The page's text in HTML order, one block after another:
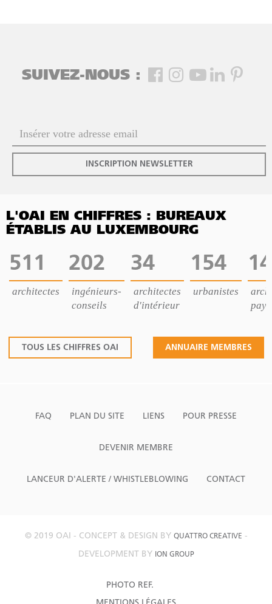
SUIVEZ-NOUS :
INSCRIPTION NEWSLETTER
L'OAI EN CHIFFRES : BUREAUX
ÉTABLIS AU LUXEMBOURG
511
architectes
202
ingénieurs-
conseils
34
architectes
d'intérieur
154
urbanistes
14
TOUS LES CHIFFRES OAI ANNUAIRE MEMBRES
FAQ PLAN DU SITE LIENS POUR PRESSE
DEVENIR MEMBRE
LANCEUR D'ALERTE / WHISTLEBLOWING CONTACT
© 2019 OAI - CONCEPT & DESIGN BY QUATTRO CREATIVE -
DEVELOPMENT BY ION GROUP
PHOTO REF.